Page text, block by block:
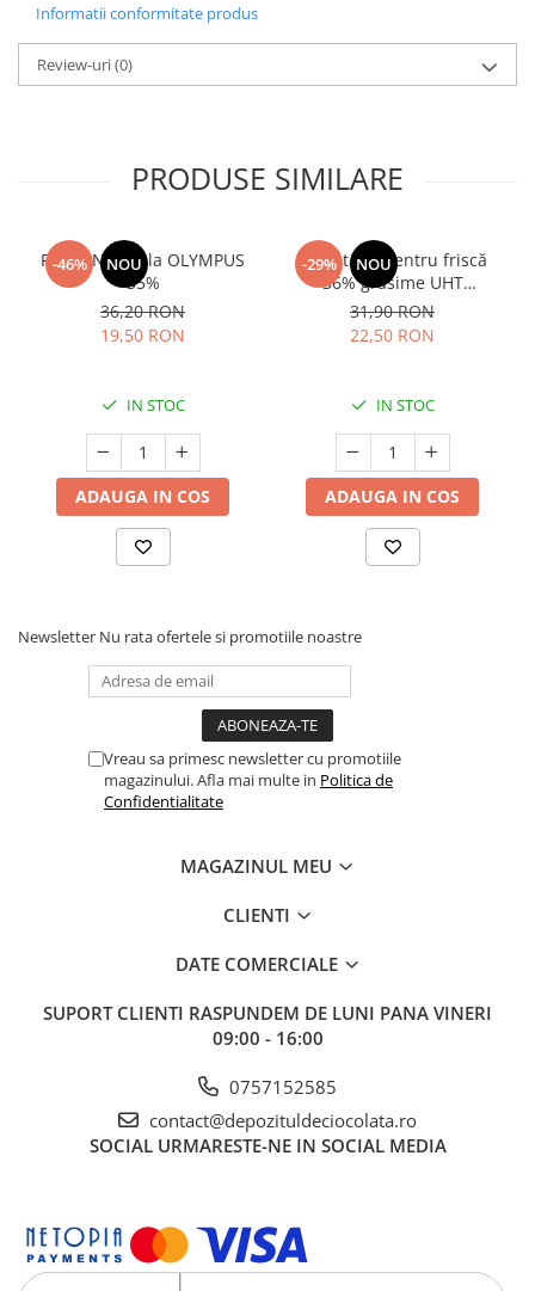
Informatii conformitate produs
Review-uri(0)
PRODUSE SIMILARE
-46% NOU
Frisca Naturala OLYMPUS
35%
36,20 RON
19,50 RON
IN STOC
ADAUGA IN COS
-29% NOU
Smântână pentru friscă
36% grăsime UHT
MLEKOVITA
31,90 RON
22,50 RON
IN STOC
ADAUGA IN COS
Newsletter Nu rata ofertele si promotiile noastre
Vreau sa primesc newsletter cu promotiile
magazinului. Afla mai multe in Politica de
Confidentialitate
MAGAZINUL MEU
CLIENTI
DATE COMERCIALE
SUPORT CLIENTI RASPUNDEM DE LUNI PANA VINERI
09:00 - 16:00
0757152585
contact@depozituldeciocolata.ro
SOCIAL URMARESTE-NE IN SOCIAL MEDIA